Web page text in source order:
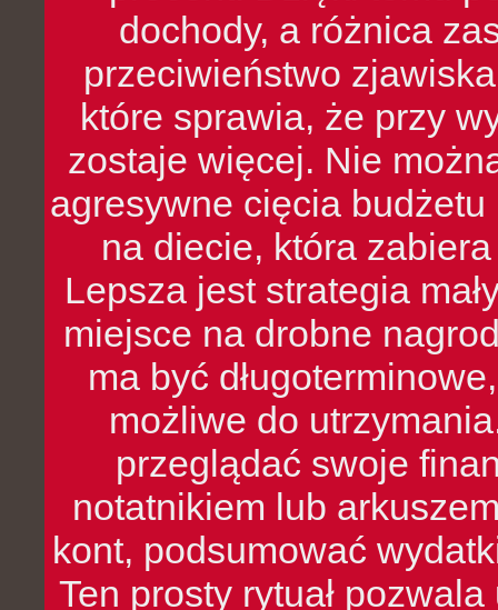
dochody, a różnica
przeciwieństwo
które sprawia, że przy
zostaje więcej. Nie
agresywne cięcia
na diecie, która
Lepsza jest strategia
miejsce na drobne
ma być
możliwe do
przeglądać swoje
notatnikiem lub
kont, podsumować
Ten prosty rytuał